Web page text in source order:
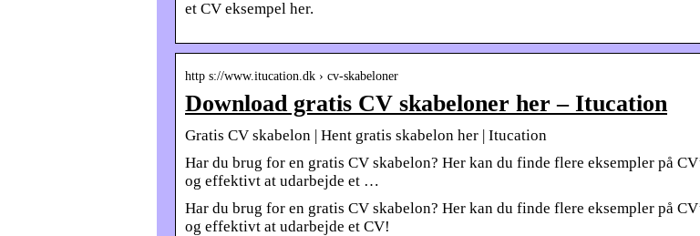
et CV eksempel her.
http s://www.itucation.dk › cv-skabeloner
Download gratis CV skabeloner her – Itucation
Gratis CV skabelon | Hent gratis skabelon her | Itucation
Har du brug for en gratis CV skabelon? Her kan du finde flere eksempler på
og effektivt at udarbejde et …
Har du brug for en gratis CV skabelon? Her kan du finde flere eksempler på
og effektivt at udarbejde et CV!